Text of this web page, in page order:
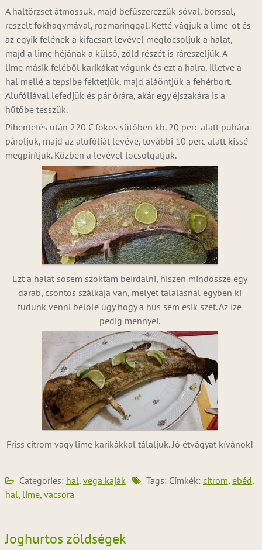
A haltörzset átmossuk, majd befűszerezzük sóval, borssal,
reszelt fokhagymával, rozmaringgal. Ketté vágjuk a lime-ot és
az egyik felének a kifacsart levével meglocsoljuk a halat,
majd a lime héjának a külső, zöld részét is ráreszeljük. A
lime másik feléből karikákat vágunk és ezt a halra, illetve a
hal mellé a tepsibe fektetjük, majd aláöntjük a fehérbort.
Alufóliával lefedjük és pár órára, akár egy éjszakára is a
hűtőbe tesszük.
Pihentetés után 220 C fokos sütőben kb. 20 perc alatt puhára
pároljuk, majd az alufóliát levéve, további 10 perc alatt kissé
megpirítjuk. Közben a levével locsolgatjuk.
Ezt a halat sosem szoktam beirdalni, hiszen mindössze egy
darab, csontos szálkája van, melyet tálalásnál egyben ki
tudunk venni belőle úgy hogy a hús sem esik szét. Az íze
pedig mennyei.
Friss citrom vagy lime karikákkal tálaljuk. Jó étvágyat kívánok!
Categories: hal, vega kaják Tags: Címkék: citrom, ebéd,
hal, lime, vacsora
Joghurtos zöldségek